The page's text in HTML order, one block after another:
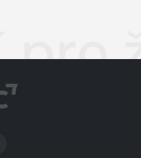
pro
SVĚTLÝ/TMAVÝ REŽIM